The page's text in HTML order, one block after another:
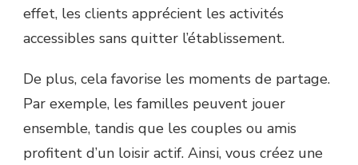
effet, les clients apprécient les activités
accessibles sans quitter l’établissement.
De plus, cela favorise les moments de partage.
Par exemple, les familles peuvent jouer
ensemble, tandis que les couples ou amis
profitent d’un loisir actif. Ainsi, vous créez une